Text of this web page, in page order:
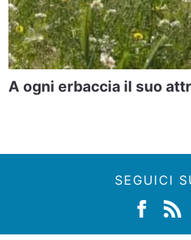
A ogni erbaccia il suo
SEGUICI